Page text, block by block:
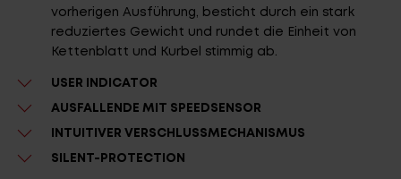
vorherigen Ausführung, besticht durch ein stark
reduziertes Gewicht und rundet die Einheit von
Kettenblatt und Kurbel stimmig ab.
USER INDICATOR
AUSFALLENDE MIT SPEEDSENSOR
INTUITIVER VERSCHLUSSMECHANISMUS
SILENT-PROTECTION